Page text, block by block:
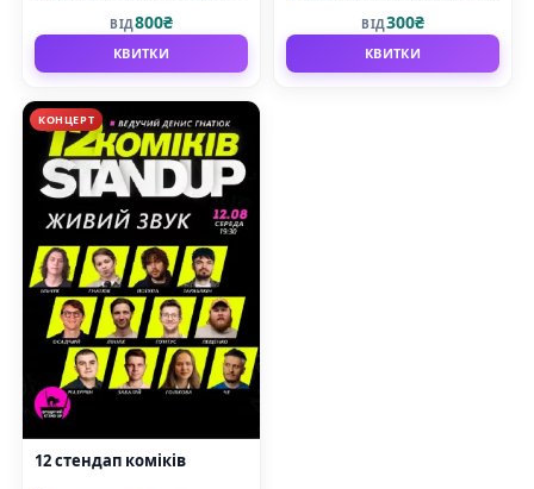
ВІД800₴
КВИТКИ
ВІД300₴
КВИТКИ
КОНЦЕРТ
12 стендап коміків